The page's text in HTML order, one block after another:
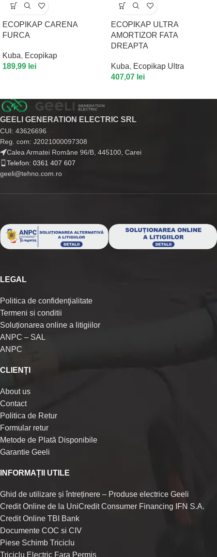
ECOPIKAP CARENA
FURCA
Kuba, Ecopikap
189,99 lei
ECOPIKAP ULTRA
AMORTIZOR FATA
DREAPTA
Kuba, Ecopikap Ultra
407,07 lei
GEELI GENERATION ELECTRIC SRL
CUI: 43626696
Reg. com: J2021000097308
Calea Armatei Române 96/B, 445100, Carei
Telefon: 0361 407 607
geeli@tehno.com.ro
LEGAL
Politica de confidenţialitate
Termeni si conditii
Soluționarea online a litigiilor
ANPC – SAL
ANPC
CLIENȚI
About us
Contact
Politica de Retur
Formular retur
Metode de Plată Disponibile
Garantie Geeli
INFORMAȚII UTILE
Ghid de utilizare și întreținere – Produse electrice Geeli
Credit Online de la UniCredit Consumer Financing IFN S.A.
Credit Online TBI Bank
Documente COC si CIV
Piese Schimb Triciclu
Triciclu Electric Fara Permis